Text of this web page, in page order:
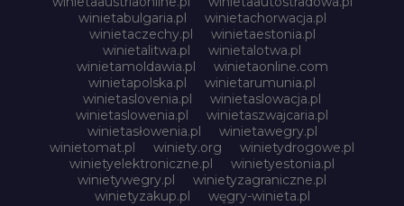
winietabulgaria.pl
winietachorwacja.pl
winietaczechy.pl
winietaestonia.pl
winietalitwa.pl
winietalotwa.pl
winietamoldawia.pl
winietaonline.com
winietapolska.pl
winietarumunia.pl
winietaslovenia.pl
winietaslowacja.pl
winietaslowenia.pl
winietaszwajcaria.pl
winietasłowenia.pl
winietawegry.pl
winietomat.pl
winiety.org
winietydrogowe.pl
winietyelektroniczne.pl
winietyestonia.pl
winietywegry.pl
winietyzagraniczne.pl
winietyzakup.pl
węgry-winieta.pl